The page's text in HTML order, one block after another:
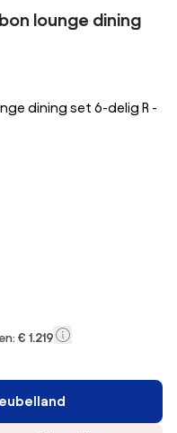
lounge dining
dining set 6-delig R -
€ 1.219